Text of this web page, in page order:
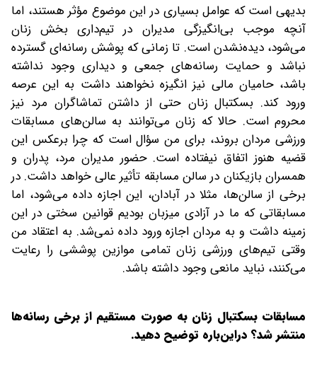
بدیهی است که عوامل بسیاری در این موضوع مؤثر هستند، اما
آنچه موجب بی‌انگیزگی مدیران در تیم‌داری بخش زنان
می‌شود، دیده‌نشدن است. تا زمانی که پوشش رسانه‌ای گسترده
نباشد و حمایت رسانه‌های جمعی و دیداری وجود نداشته
باشد، حامیان مالی نیز انگیزه نخواهند داشت‌ به این عرصه
ورود کند. بسکتبال زنان حتی از داشتن تماشاگران مرد نیز
محروم است. حالا که زنان می‌توانند به سالن‌های مسابقات
ورزشی مردان بروند، برای من سؤال است که چرا برعکس این
قضیه هنوز اتفاق نیفتاده است. حضور مدیران مرد، پدران و
همسران بازیکنان در سالن مسابقه تأثیر عالی خواهد داشت. در
برخی از سالن‌ها، مثلا در آبادان، این اجازه داده می‌شود، اما
مسابقاتی که ما در آزادی میزبان بودیم قوانین سختی در این
زمینه داشت و به مردان اجازه ورود داده نمی‌شد. به اعتقاد من
وقتی تیم‌های ورزشی زنان تمامی موازین پوششی را رعایت
می‌کنند، نباید مانعی وجود داشته باشد.
‌مسابقات بسکتبال زنان به صورت مستقیم از برخی رسانه‌ها
منتشر شد؟ در‌این‌باره توضیح ‌دهید.